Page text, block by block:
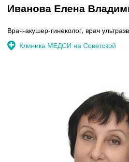
Иванова Елена
Врач-акушер-гинеколог, врач
Клиника МЕДСИ на Советской